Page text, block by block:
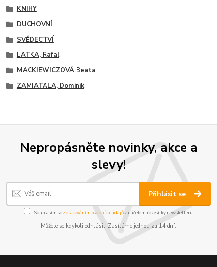
KNIHY
DUCHOVNÍ
SVĚDECTVÍ
LATKA, Rafal
MACKIEWICZOVÁ Beata
ZAMIATALA, Dominik
Nepropásněte novinky, akce a
slevy!
Přihlásit se
Souhlasím se zpracováním osobních údajůza účelem rozesílky newsletteru.
Můžete se kdykoli odhlásit. Zasíláme jednou za 14 dní.